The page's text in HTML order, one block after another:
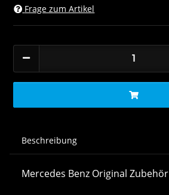
Frage zum Artikel
Beschreibung
Mercedes Benz Original Zubehör